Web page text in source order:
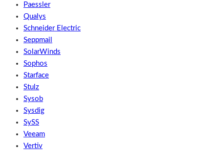
Paessler
Qualys
Schneider Electric
Seppmail
SolarWinds
Sophos
Starface
Stulz
Sysob
Sysdig
SySS
Veeam
Vertiv